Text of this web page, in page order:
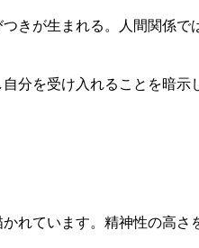
きが生まれる。人間関係で
分を受け入れることを暗示
れています。精神性の高さ